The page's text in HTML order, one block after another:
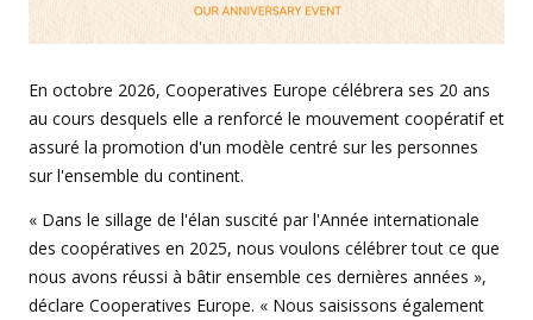
En octobre 2026, Cooperatives Europe célébrera ses 20 ans
au cours desquels elle a renforcé le mouvement coopératif et
assuré la promotion d'un modèle centré sur les personnes
sur l'ensemble du continent.
« Dans le sillage de l'élan suscité par l'Année internationale
des coopératives en 2025, nous voulons célébrer tout ce que
nous avons réussi à bâtir ensemble ces dernières années »,
déclare Cooperatives Europe. « Nous saisissons également